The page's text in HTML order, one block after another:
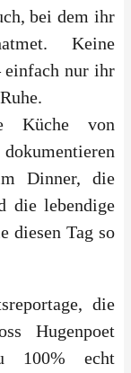
bei dem ihr
Keine
einfach nur ihr
Küche von
Dinner, die
die lebendige
diesen Tag so
die
Hugenpoet
100% echt